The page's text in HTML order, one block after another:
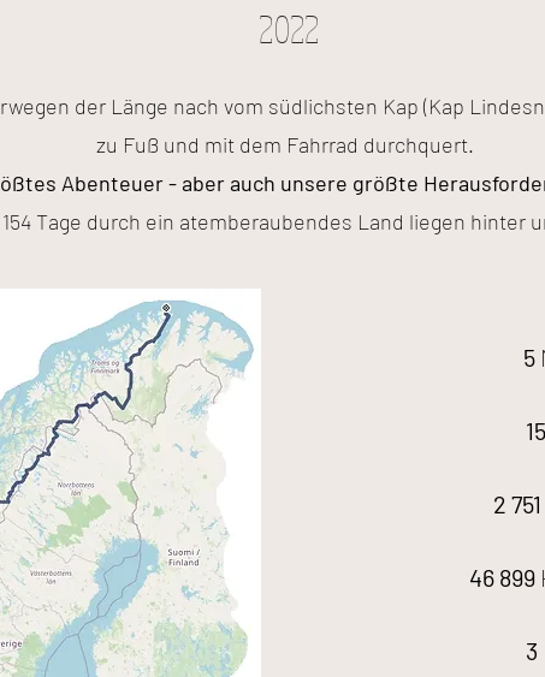
2022
der Länge nach vom südlichsten Kap (Kap
zu Fuß und mit dem Fahrrad durchquert.
Abenteuer - aber auch unsere größte
154 Tage durch ein atemberaubendes Land liegen hinter
5
2 751
46 899
3